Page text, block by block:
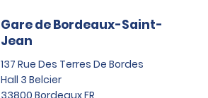
Gare de Bordeaux-Saint-
Jean
137 Rue Des Terres De Bordes
Hall 3 Belcier
33800 Bordeaux FR